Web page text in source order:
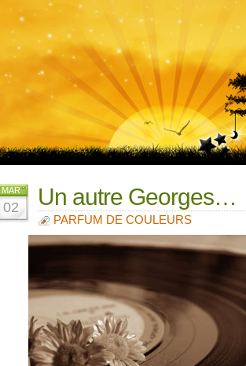
MAR
02 Un autre Georges…
PARFUM DE COULEURS